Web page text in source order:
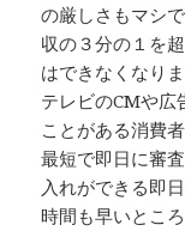
の厳しさもマシ
収の３分の１を
はできなくなりま
テレビのCMや広
ことがある消費
最短で即日に審
入れができる即
時間も早いとこ